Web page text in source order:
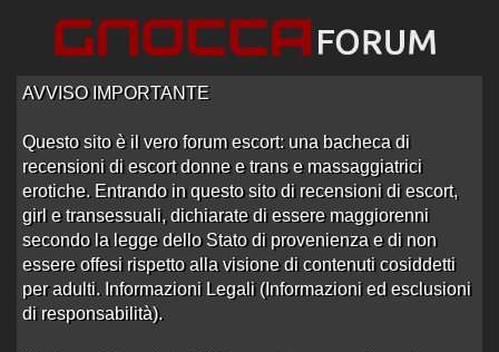
Home/Varie/ Campania
2 4 6 9 10 11
12 13 14 15 › »
AVVISO IMPORTANTE
Questo sito è il vero forum escort: una bacheca di
recensioni di escort donne e trans e massaggiatrici
erotiche. Entrando in questo sito di recensioni di escort,
girl e transessuali, dichiarate di essere maggiorenni
secondo la legge dello Stato di provenienza e di non
essere offesi rispetto alla visione di contenuti cosiddetti
per adulti. Informazioni Legali (Informazioni ed esclusioni
di responsabilità).